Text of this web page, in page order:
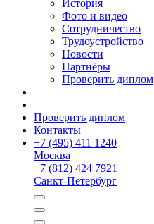
История
Фото и видео
Сотрудничество
Трудоустройство
Новости
Партнёры
Проверить диплом
Проверить диплом
Контакты
+7 (495) 411 1240
Москва
+7 (812) 424 7921
Санкт-Петербург